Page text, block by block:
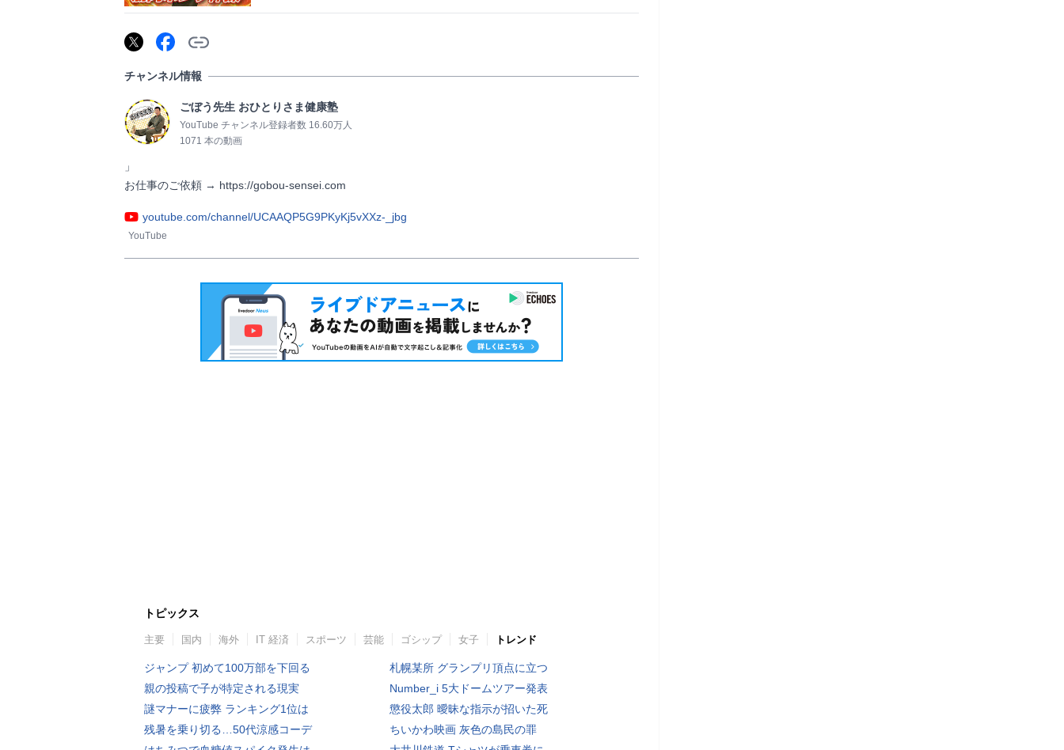
チャンネル情報
ごぼう先生 おひとりさま健康塾
YouTube チャンネル登録者数 16.60万人
1071 本の動画
」
お仕事のご依頼 → https://gobou-sensei.com
youtube.com/channel/UCAAQP5G9PKyKj5vXXz-_jbg
YouTube
トピックス
主要 国内 海外 IT 経済 スポーツ 芸能 ゴシップ 女子 トレンド
ジャンプ 初めて100万部を下回る
親の投稿で子が特定される現実
謎マナーに疲弊 ランキング1位は
残暑を乗り切る…50代涼感コーデ
札幌某所 グランプリ頂点に立つ
Number_i 5大ドームツアー発表
懲役太郎 曖昧な指示が招いた死
ちいかわ映画 灰色の島民の罪